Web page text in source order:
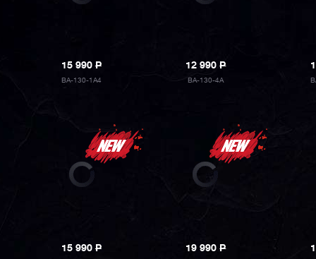
15 990P
BA-130-1A4
12 990P
BA-130-4A
15 990P 19 990P